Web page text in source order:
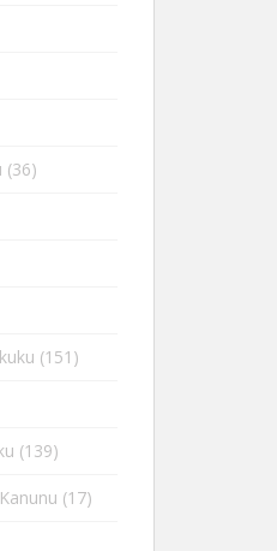
(36)
(151)
(139)
(17)